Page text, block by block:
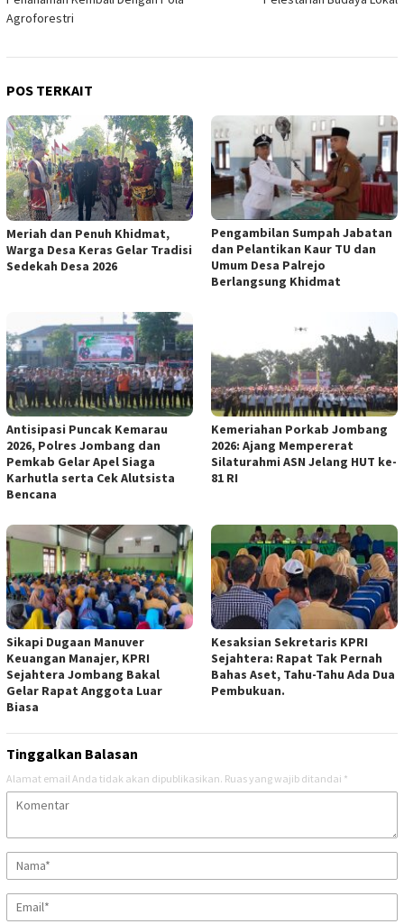
Agroforestri
POS TERKAIT
Meriah dan Penuh Khidmat,
Warga Desa Keras Gelar Tradisi
Sedekah Desa 2026
Pengambilan Sumpah Jabatan
dan Pelantikan Kaur TU dan
Umum Desa Palrejo
Berlangsung Khidmat
Antisipasi Puncak Kemarau
2026, Polres Jombang dan
Pemkab Gelar Apel Siaga
Karhutla serta Cek Alutsista
Bencana
Kemeriahan Porkab Jombang
2026: Ajang Mempererat
Silaturahmi ASN Jelang HUT ke-
81 RI
Sikapi Dugaan Manuver
Keuangan Manajer, KPRI
Sejahtera Jombang Bakal
Gelar Rapat Anggota Luar
Biasa
Kesaksian Sekretaris KPRI
Sejahtera: Rapat Tak Pernah
Bahas Aset, Tahu-Tahu Ada Dua
Pembukuan.
Tinggalkan Balasan
Alamat email Anda tidak akan dipublikasikan. Ruas yang wajib ditandai *